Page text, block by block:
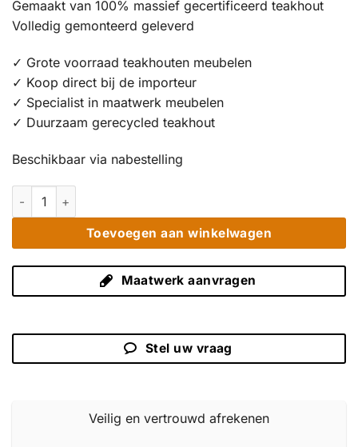
Gemaakt van 100% massief gecertificeerd teakhout
Volledig gemonteerd geleverd
✓ Grote voorraad teakhouten meubelen
✓ Koop direct bij de importeur
✓ Specialist in maatwerk meubelen
✓ Duurzaam gerecycled teakhout
Beschikbaar via nabestelling
Smalle Opbergkast Teak 80 cm - Zwarte Binnenkant 4 Deuren
Toevoegen aan winkelwagen
Maatwerk aanvragen
Stel uw vraag
Veilig en vertrouwd afrekenen